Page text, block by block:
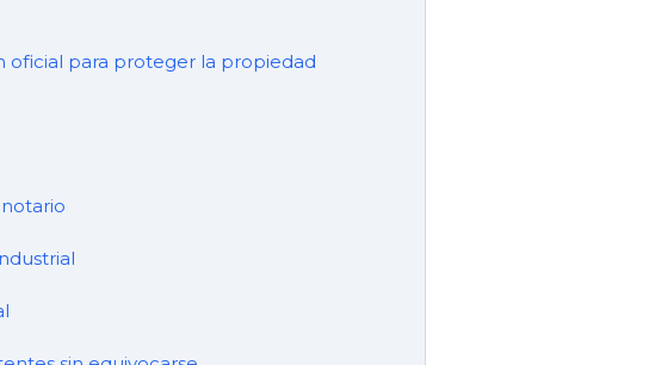
oficial para proteger la propiedad